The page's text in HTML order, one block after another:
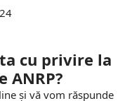
cu privire la
ANRP?
și vă vom răspunde